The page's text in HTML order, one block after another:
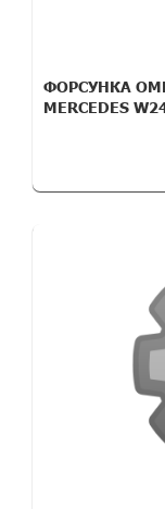
ФОРСУНКА
MERCEDES